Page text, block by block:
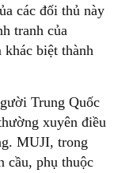
các đối thủ này
tranh của
biệt thành
Trung Quốc
xuyên điều
MUJI, trong
cầu, phụ thuộc